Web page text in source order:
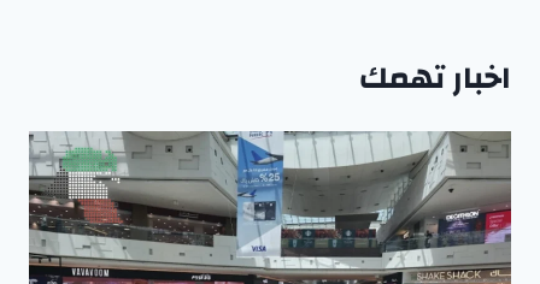
اخبار تهمك